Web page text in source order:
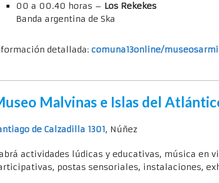
00 a 00.40 horas – Los Rekekes
Banda argentina de Ska
detallada: comuna13online/
Malvinas e Islas del
de Calzadilla 1301, Núñez
actividades lúdicas y educativas, música en
postas sensoriales, instalaciones,